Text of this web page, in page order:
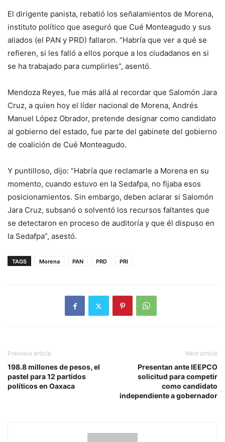
El dirigente panista, rebatió los señalamientos de Morena,
instituto político que aseguró que Cué Monteagudo y sus
aliados (el PAN y PRD) fallaron. “Habría que ver a qué se
refieren, si les falló a ellos porque a los ciudadanos en si
se ha trabajado para cumplirles”, asentó.
Mendoza Reyes, fue más allá al recordar que Salomón Jara
Cruz, a quien hoy el líder nacional de Morena, Andrés
Manuel López Obrador, pretende designar como candidato
al gobierno del estado, fue parte del gabinete del gobierno
de coalición de Cué Monteagudo.
Y puntilloso, dijo: “Habría que reclamarle a Morena en su
momento, cuando estuvo en la Sedafpa, no fijaba esos
posicionamientos. Sin embargo, deben aclarar si Salomón
Jara Cruz, subsanó o solventó los recursos faltantes que
se detectaron en proceso de auditoría y que él dispuso en
la Sedafpa”, asestó.
TAGS Morena PAN PRD PRI
Previous article
198.8 millones de pesos, el
pastel para 12 partidos
políticos en Oaxaca
Next article
Presentan ante IEEPCO
solicitud para competir
como candidato
independiente a gobernador